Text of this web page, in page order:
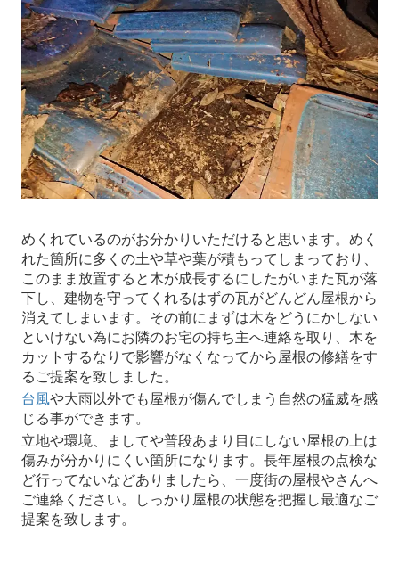
めくれているのがお分かりいただけると思います。めく
れた箇所に多くの土や草や葉が積もってしまっており、
このまま放置すると木が成長するにしたがいまた瓦が落
下し、建物を守ってくれるはずの瓦がどんどん屋根から
消えてしまいます。その前にまずは木をどうにかしない
といけない為にお隣のお宅の持ち主へ連絡を取り、木を
カットするなりで影響がなくなってから屋根の修繕をす
るご提案を致しました。
台風や大雨以外でも屋根が傷んでしまう自然の猛威を感
じる事ができます。
立地や環境、ましてや普段あまり目にしない屋根の上は
傷みが分かりにくい箇所になります。長年屋根の点検な
ど行ってないなどありましたら、一度街の屋根やさんへ
ご連絡ください。しっかり屋根の状態を把握し最適なご
提案を致します。